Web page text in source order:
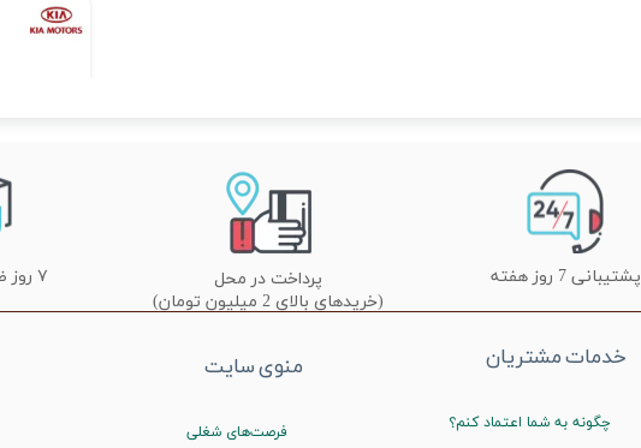
پشتیبانی 7 روز هفته
پرداخت در محل
(خریدهای بالای 2 میلیون تومان)
۷ روز ضمانت تعویض
خدمات مشتریان
چگونه به شما اعتماد کنم؟
منوی سایت
فرصت‌های شغلی